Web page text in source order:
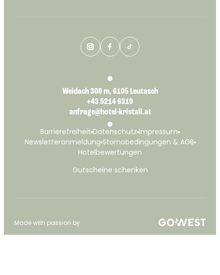
Weidach 300 m, 6105 Leutasch
+43 5214 6319
anfrage@hotel-kristall.at
Barrierefreiheit Datenschutz Impressum
Newsletteranmeldung Stornobedingungen & AGB
Hotelbewertungen
Gutscheine schenken
Made with passion by